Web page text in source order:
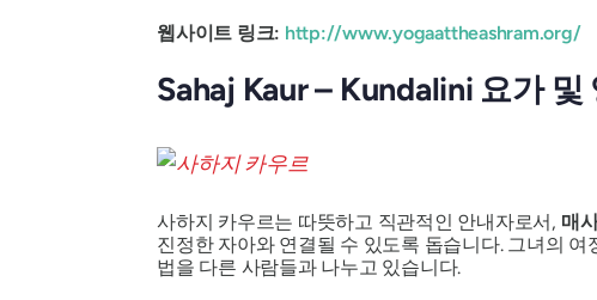
웹사이트 링크: http://www.yogaattheashram.org/
Sahaj Kaur – Kundalini 요가 및
사하지 카우르는 따뜻하고 직관적인 안내자로서, 매
진정한 자아와 연결될 수 있도록 돕습니다. 그녀의
법을 다른 사람들과 나누고 있습니다.